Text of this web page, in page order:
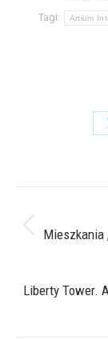
Tagi: Artium
wpisów
Mieszkania
Liberty Tower.